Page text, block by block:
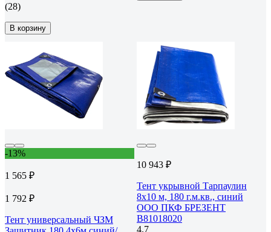
(28)
В корзину
-13%
1 565 ₽
1 792 ₽
Тент универсальный ЧЗМ
10 943 ₽
Тент укрывной Тарпаулин
8х10 м, 180 г.м.кв., синий
ООО ПКФ БРЕЗЕНТ
В81018020
4.7